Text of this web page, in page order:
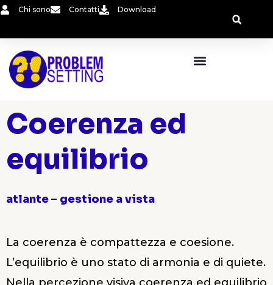
Vai
contenuto
Chi sono Contatti Download
Coerenza ed
equilibrio
atlante– gestione a vista
La coerenza è compattezza e coesione.
L’equilibrio è uno stato di armonia e di quiete.